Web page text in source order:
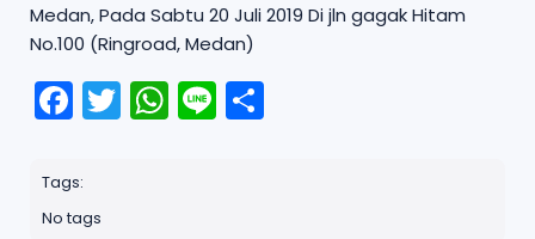
Medan, Pada Sabtu 20 Juli 2019 Di jln gagak Hitam
No.100 (Ringroad, Medan)
F
a
c
e
T
w
W
h
Li
n
Tags:
No tags